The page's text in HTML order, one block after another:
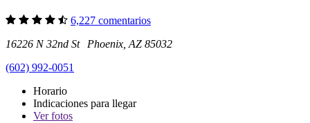
6,227 comentarios
16226 N 32nd St Phoenix, AZ 85032
(602) 992-0051
Horario
Indicaciones para llegar
Verfotos